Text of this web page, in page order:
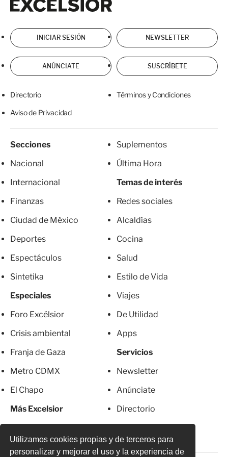
Utilizamos cookies propias y de terceros para
personalizar y mejorar el uso y la experiencia de
INICIAR SESIÓN NEWSLETTER
ANÚNCIATE SUSCRÍBETE
Directorio Términos y Condiciones
Aviso de Privacidad
Secciones
Nacional
Internacional
Finanzas
Ciudad de México
Deportes
Espectáculos
Sintetika
Especiales
Foro Excélsior
Crisis ambiental
Franja de Gaza
Metro CDMX
El Chapo
Más Excelsior
Suplementos
Última Hora
Temas de interés
Redes sociales
Alcaldías
Cocina
Salud
Estilo de Vida
Viajes
De Utilidad
Apps
Servicios
Newsletter
Anúnciate
Directorio